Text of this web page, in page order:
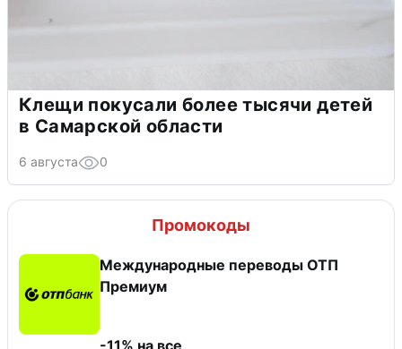
Клещи покусали более тысячи детей
в Самарской области
6 августа 0
Промокоды
Международные переводы ОТП
Премиум
-11% на все